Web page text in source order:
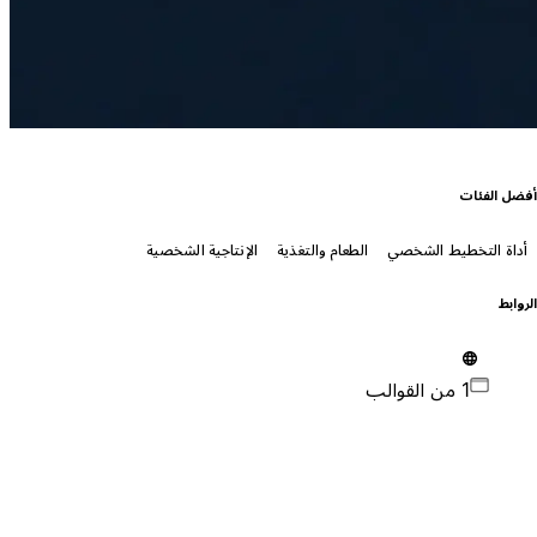
أفضل الفئات
أداة التخطيط الشخصي الطعام والتغذية الإنتاجية الشخصية
الروابط
1 من القوالب